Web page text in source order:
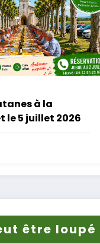
à la
le 5 juillet 2026
être